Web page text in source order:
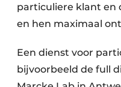
particuliere klant en
en hen maximaal
Een dienst voor
bijvoorbeeld de full